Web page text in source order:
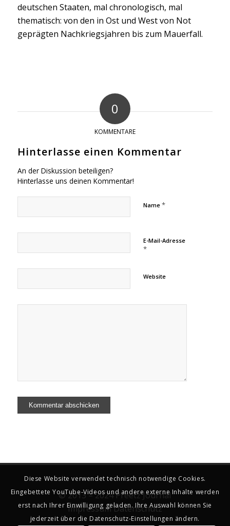
deutschen Staaten, mal chronologisch, mal
thematisch: von den in Ost und West von Not
geprägten Nachkriegsjahren bis zum Mauerfall.
0
KOMMENTARE
Hinterlasse einen Kommentar
An der Diskussion beteiligen?
Hinterlasse uns deinen Kommentar!
Name *
E-Mail-Adresse
*
Website
© 2013 – 2024 Preetz Journal
Impressum Datenschutz
Diese Website verwendet technisch notwendige Cookies.
Eingebettete YouTube-Videos und andere externe Inhalte werden
erst nach Ihrer Einwilligung geladen. Ihre Auswahl können Sie
jederzeit über die Datenschutz-Einstellungen ändern.